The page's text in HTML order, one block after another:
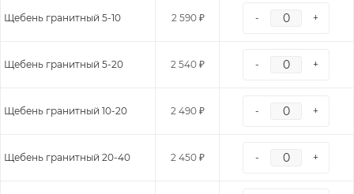
Щебень гранитный 5-10 2 590 ₽ - +
Щебень гранитный 5-20 2 540 ₽ - +
Щебень гранитный 10-20 2 490 ₽ - +
Щебень гранитный 20-40 2 450 ₽ - +